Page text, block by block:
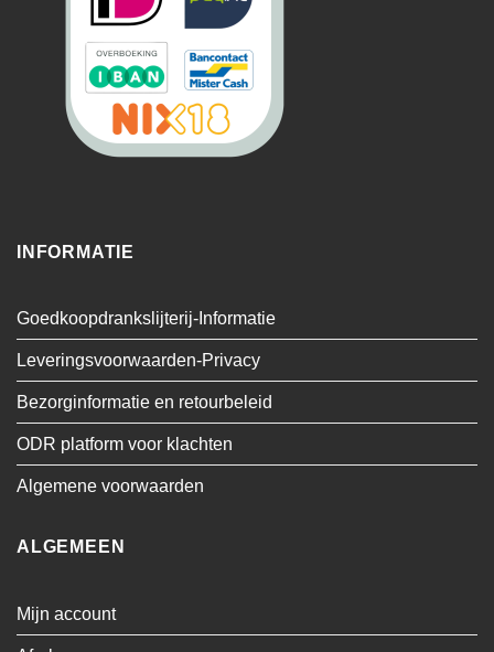
INFORMATIE
Goedkoopdrankslijterij-Informatie
Leveringsvoorwaarden-Privacy
Bezorginformatie en retourbeleid
ODR platform voor klachten
Algemene voorwaarden
ALGEMEEN
Mijn account